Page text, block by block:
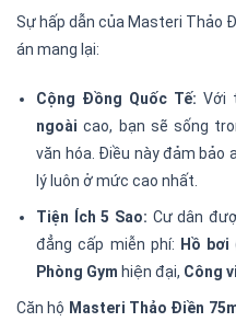
Sự hấp dẫn của Masteri Thảo
án mang lại:
Cộng Đồng Quốc Tế: Với
ngoài cao, bạn sẽ sống
văn hóa. Điều này đảm bảo
lý luôn ở mức cao nhất.
Tiện Ích 5 Sao: Cư dân
đẳng cấp miễn phí: Hồ bơi
Phòng Gym hiện đại, Công
Căn hộ Masteri Thảo Điền